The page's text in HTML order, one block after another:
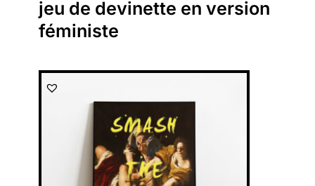
jeu de devinette en version
féministe